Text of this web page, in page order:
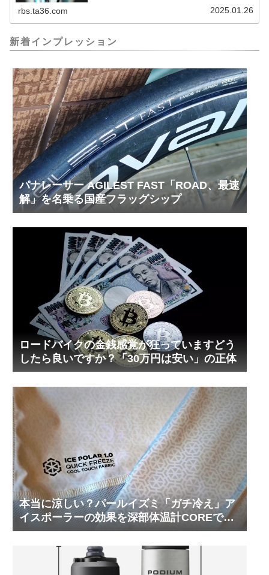
って、オイル漏れするまで試しました。最も安全
ましたが、ギリギリまで攻めてますのでピストン
内部の汚れをさらに掃除できると思います。前作
の...
rbs.ta36.com 2025.01.26
新着インプレッション
パナレーサー AGILEST FAST「ROAD、最速
解」を名乗る国産フラッグシップ
ロードバイクの金銭感覚が狂っていますどう
したら良いですか？「30万円は安い」の正体
本当に涼しい？パールイズミ「ガチ冷え」ア
イスポーラーの効果を深部体温計COREで測
ってみた